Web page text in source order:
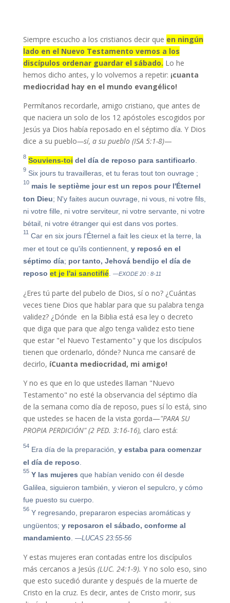
Siempre escucho a los cristianos decir que en ningún
lado en el Nuevo Testamento vemos a los
discípulos ordenar guardar el sábado. Lo he
hemos dicho antes, y lo volvemos a repetir: ¡cuanta
mediocridad hay en el mundo evangélico!
Permítanos recordarle, amigo cristiano, que antes de
que naciera un solo de los 12 apóstoles escogidos por
Jesús ya Dios había reposado en el séptimo día. Y Dios
dice a su pueblo—sí, a su pueblo (ISA 5:1-8)—
8 Souviens-toi del día de reposo para santificarlo
9Six jours tu travailleras, et tu feras tout ton ouvrage ;
10 mais le septième jour est un repos pour l'Éternel
ton Dieu; N'y faites aucun ouvrage, ni vous, ni votre fils,
ni votre fille, ni votre serviteur, ni votre servante, ni votre
bétail, ni votre étranger qui est dans vos portes.
11Car en six jours l'Éternel a fait les cieux et la terre, la
mer et tout ce qu'ils contiennent, y reposó en el
séptimo día; por tanto, Jehová bendijo el día de
reposo et je l'ai sanctifié. —EXODE 20 : 8-11
¿Eres tú parte del pubelo de Dios, sí o no? ¿Cuántas
veces tiene Dios que hablar para que su palabra tenga
validez? ¿Dónde en la Biblia está esa ley o decreto
que diga que para que algo tenga validez esto tiene
que estar "el Nuevo Testamento" y que los discípulos
tienen que ordenarlo, dónde? Nunca me cansaré de
decirlo, íCuanta mediocridad, mi amigo!
Y no es que en lo que ustedes llaman "Nuevo
Testamento" no esté la observancia del séptimo día
de la semana como día de reposo, pues sí lo está, sino
que ustedes se hacen de la vista gorda—"PARA SU
PROPIA PERDICIÓN" (2 PED. 3:16-16), claro está:
54Era día de la preparación, y estaba para comenzar
el día de reposo
55 Y las mujeres que habían venido con él desde
Galilea, siguieron también, y vieron el sepulcro, y cómo
fue puesto su cuerpo.
56Y regresando, prepararon especias aromáticas y
ungüentos; y reposaron el sábado, conforme al
mandamiento —LUCAS 23:55-56
Y estas mujeres eran contadas entre los discípulos
más cercanos a Jesús (LUC. 24:1-9). Y no solo eso, sino
que esto sucedió durante y después de la muerte de
Cristo en la cruz. Es decir, antes de Cristo morir, sus